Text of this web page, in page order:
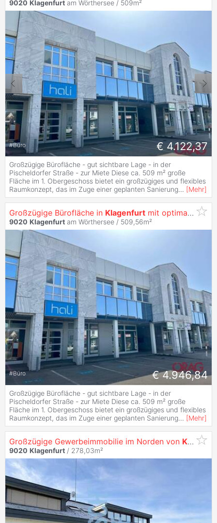
9020 Klagenfurt am Wörthersee / 509m²
#Büro € 4.122,37
Großzügige Bürofläche - gut sichtbare Lage - in der
Pischeldorfer Straße - zur Miete Diese ca. 509 m² große
Fläche im 1. Obergeschoss bietet ein großzügiges und flexibles
Raumkonzept, das im Zuge einer geplanten Sanierung... [Mehr]
Großzügige Bürofläche in Klagenfurt mit optimaler Werbewirksamkeit -
9020 Klagenfurt am Wörthersee / 509,56m²
#Büro € 4.946,84
Großzügige Bürofläche - gut sichtbare Lage - in der
Pischeldorfer Straße - zur Miete Diese ca. 509 m² große
Fläche im 1. Obergeschoss bietet ein großzügiges und flexibles
Raumkonzept, das im Zuge einer geplanten Sanierung... [Mehr]
Großzügige Gewerbeimmobilie im Norden von Klagenfurt
9020 Klagenfurt / 278,03m²